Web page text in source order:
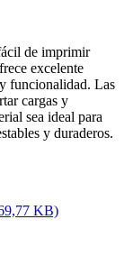
de imprimir
excelente
funcionalidad. Las
cargas y
sea ideal para
y duraderos.
KB)